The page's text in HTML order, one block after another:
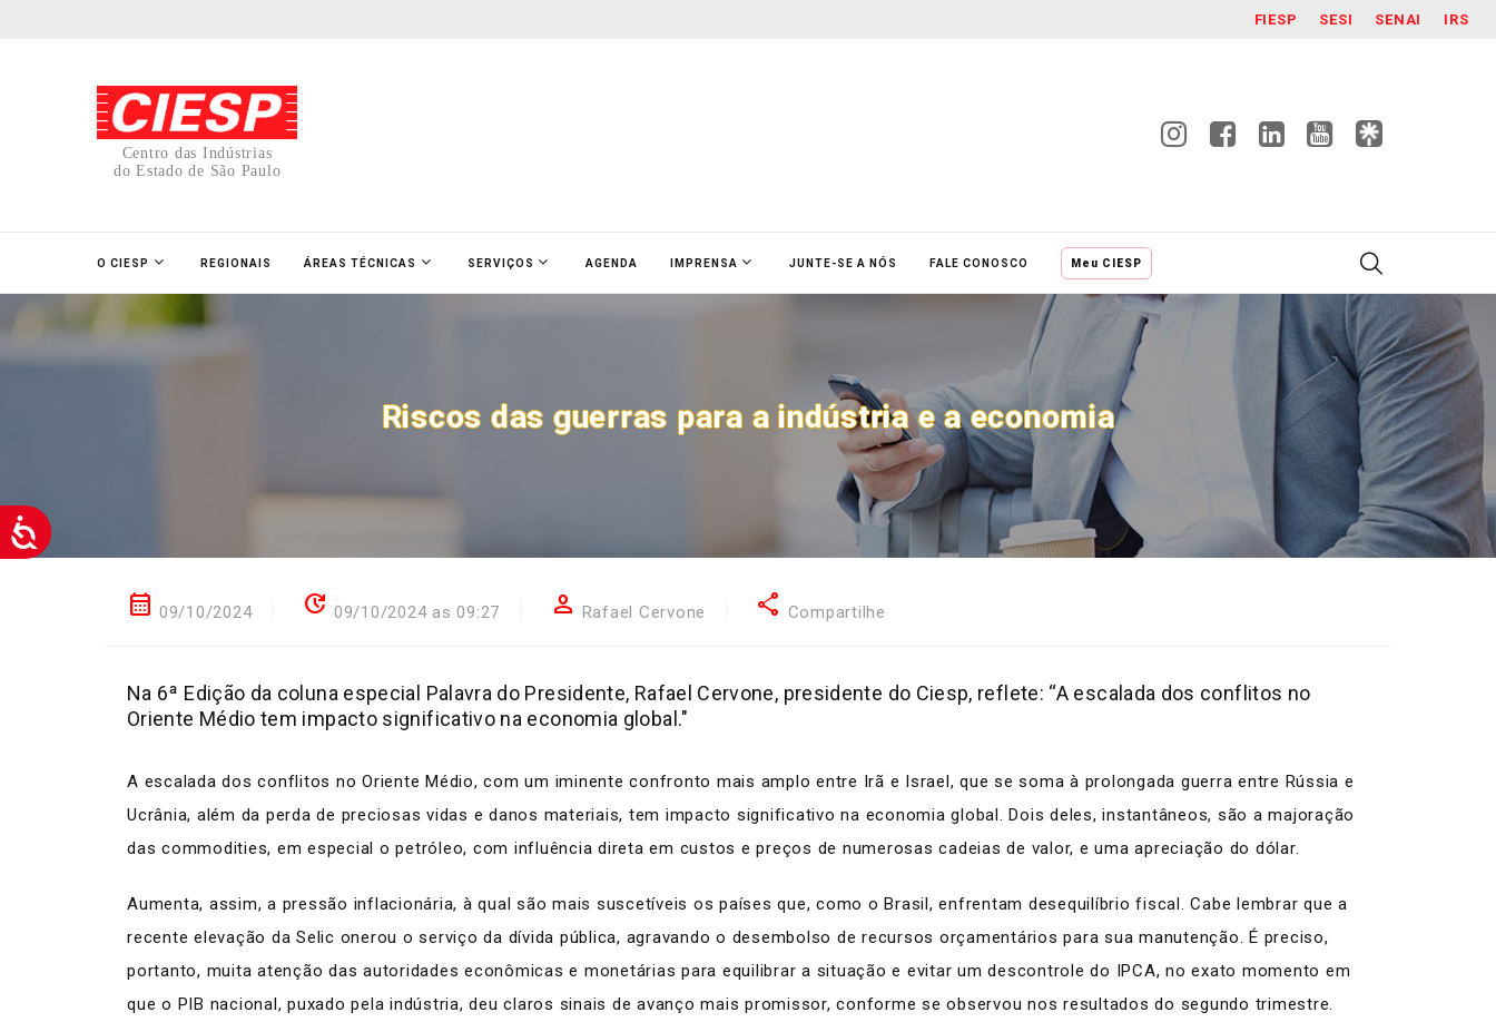
FIESP SESI SENAI IRS
Centro das Indústrias
do Estado de São Paulo
O CIESP REGIONAIS ÁREAS TÉCNICAS SERVIÇOS AGENDA IMPRENSA JUNTE-SE A NÓS FALE CONOSCO Meu CIESP
Riscos das guerras para a indústria e a economia
calendar_month 09/10/2024 update 09/10/2024 as 09:27 person Rafael Cervone share Compartilhe
Na 6ª Edição da coluna especial Palavra do Presidente, Rafael Cervone, presidente do Ciesp, reflete: “A escalada dos conflitos no
Oriente Médio tem impacto significativo na economia global."
A escalada dos conflitos no Oriente Médio, com um iminente confronto mais amplo entre Irã e Israel, que se soma à prolongada guerra entre Rússia e
Ucrânia, além da perda de preciosas vidas e danos materiais, tem impacto significativo na economia global. Dois deles, instantâneos, são a majoração
das commodities, em especial o petróleo, com influência direta em custos e preços de numerosas cadeias de valor, e uma apreciação do dólar.
Aumenta, assim, a pressão inflacionária, à qual são mais suscetíveis os países que, como o Brasil, enfrentam desequilíbrio fiscal. Cabe lembrar que a
recente elevação da Selic onerou o serviço da dívida pública, agravando o desembolso de recursos orçamentários para sua manutenção. É preciso,
portanto, muita atenção das autoridades econômicas e monetárias para equilibrar a situação e evitar um descontrole do IPCA, no exato momento em
que o PIB nacional, puxado pela indústria, deu claros sinais de avanço mais promissor, conforme se observou nos resultados do segundo trimestre.